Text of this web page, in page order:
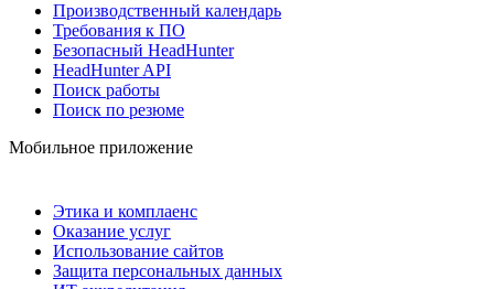
Производственный календарь
Требования к ПО
Безопасный HeadHunter
HeadHunter API
Поиск работы
Поиск по резюме
Мобильное приложение
Этика и комплаенс
Оказание услуг
Использование сайтов
Защита персональных данных